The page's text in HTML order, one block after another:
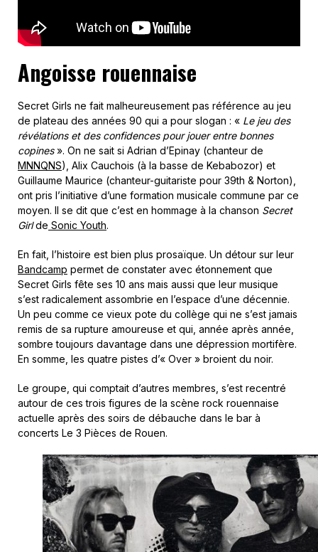
Angoisse rouennaise
Secret Girls ne fait malheureusement pas référence au jeu
de plateau des années 90 qui a pour slogan : « Le jeu des
révélations et des confidences pour jouer entre bonnes
copines». On ne sait si Adrian d’Epinay (chanteur de
MNNQNS), Alix Cauchois (à la basse de Kebabozor) et
Guillaume Maurice (chanteur-guitariste pour 39th & Norton),
ont pris l’initiative d’une formation musicale commune par ce
moyen. Il se dit que c’est en hommage à la chanson Secret
Girlde Sonic Youth.
En fait, l’histoire est bien plus prosaïque. Un détour sur leur
Bandcamp permet de constater avec étonnement que
Secret Girls fête ses 10 ans mais aussi que leur musique
s’est radicalement assombrie en l’espace d’une décennie.
Un peu comme ce vieux pote du collège qui ne s’est jamais
remis de sa rupture amoureuse et qui, année après année,
sombre toujours davantage dans une dépression mortifère.
En somme, les quatre pistes d’« Over » broient du noir.
Le groupe, qui comptait d’autres membres, s’est recentré
autour de ces trois figures de la scène rock rouennaise
actuelle après des soirs de débauche dans le bar à
concerts Le 3 Pièces de Rouen.